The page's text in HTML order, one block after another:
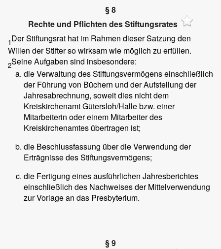
§ 8
Rechte und Pflichten des Stiftungsrates
1Der Stiftungsrat hat im Rahmen dieser Satzung den
Willen der Stifter so wirksam wie möglich zu erfüllen.
2Seine Aufgaben sind insbesondere:
die Verwaltung des Stiftungsvermögens einschließlich
der Führung von Büchern und der Aufstellung der
Jahresabrechnung, soweit dies nicht dem
Kreiskirchenamt Gütersloh/Halle bzw. einer
Mitarbeiterin oder einem Mitarbeiter des
Kreiskirchenamtes übertragen ist;
die Beschlussfassung über die Verwendung der
Erträgnisse des Stiftungsvermögens;
die Fertigung eines ausführlichen Jahresberichtes
einschließlich des Nachweises der Mittelverwendung
zur Vorlage an das Presbyterium.
§ 9